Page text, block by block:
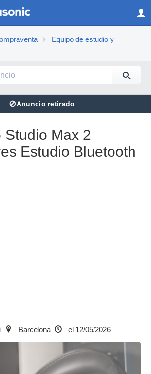
Equipo de estudio y
⊘Anuncio retirado
Studio Max 2
Estudio Bluetooth
Barcelona el 12/05/2026